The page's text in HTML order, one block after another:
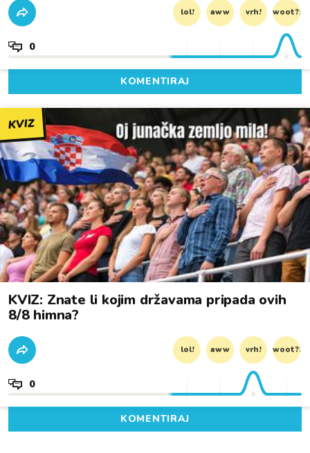
lol! aww vrh! woot?!
0
KOMENTIRAJ
KVIZ
KVIZ: Znate li kojim državama pripada ovih
8/8 himna?
lol! aww vrh! woot?!
0
KOMENTIRAJ